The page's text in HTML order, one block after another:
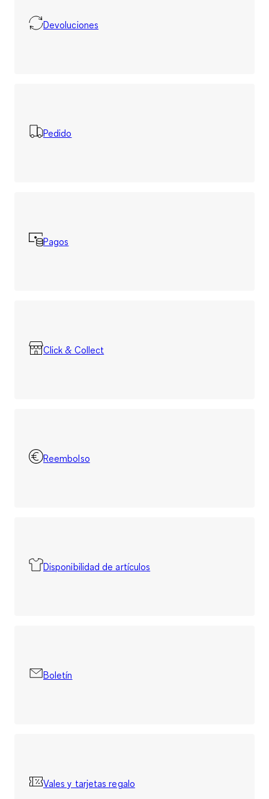
Devoluciones
Pedido
Pagos
Click & Collect
Reembolso
Disponibilidad de artículos
Boletín
Vales y tarjetas regalo